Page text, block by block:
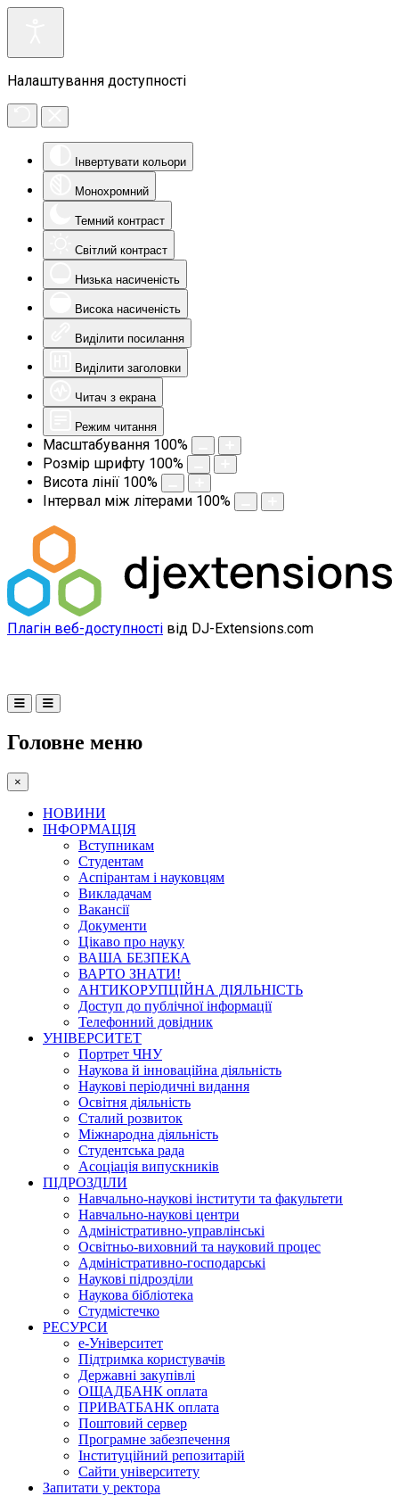
Налаштування доступності
Інвертувати кольори
Монохромний
Темний контраст
Світлий контраст
Низька насиченість
Висока насиченість
Виділити посилання
Виділити заголовки
Читач з екрана
Режим читання
Масштабування 100%
Розмір шрифту 100%
Висота лінії 100%
Інтервал між літерами 100%
Плагін веб-доступності від DJ-Extensions.com
Головне меню
×
НОВИНИ
ІНФОРМАЦІЯ
Вступникам
Студентам
Аспірантам і науковцям
Викладачам
Вакансії
Документи
Цікаво про науку
ВАША БЕЗПЕКА
ВАРТО ЗНАТИ!
АНТИКОРУПЦІЙНА ДІЯЛЬНІСТЬ
Доступ до публічної інформації
Телефонний довідник
УНІВЕРСИТЕТ
Портрет ЧНУ
Наукова й інноваційна діяльність
Наукові періодичні видання
Освітня діяльність
Сталий розвиток
Міжнародна діяльність
Студентська рада
Асоціація випускників
ПІДРОЗДІЛИ
Навчально-наукові інститути та факультети
Навчально-наукові центри
Адміністративно-управлінські
Освітньо-виховний та науковий процес
Адміністративно-господарські
Наукові підрозділи
Наукова бібліотека
Студмістечко
РЕСУРСИ
е-Університет
Підтримка користувачів
Державні закупівлі
ОЩАДБАНК оплата
ПРИВАТБАНК оплата
Поштовий сервер
Програмне забезпечення
Інституційний репозитарій
Сайти університету
Запитати у ректора